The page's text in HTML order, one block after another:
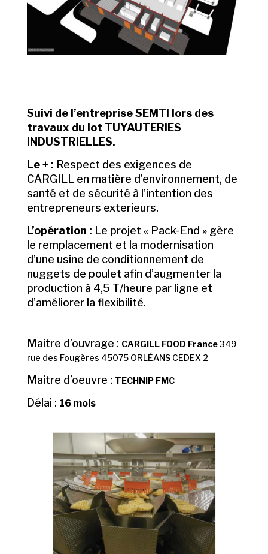
Suivi de l’entreprise SEMTI lors des
travaux du lot TUYAUTERIES
INDUSTRIELLES.
Le + : Respect des exigences de
CARGILL en matière d’environnement, de
santé et de sécurité à l’intention des
entrepreneurs exterieurs.
L’opération : Le projet « Pack-End » gère
le remplacement et la modernisation
d’une usine de conditionnement de
nuggets de poulet afin d’augmenter la
production à 4,5 T/heure par ligne et
d’améliorer la flexibilité.
Maitre d’ouvrage : CARGILL FOOD France349
rue des Fougères 45075 ORLÉANS CEDEX 2
Maitre d’oeuvre : TECHNIP FMC
Délai : 16 mois